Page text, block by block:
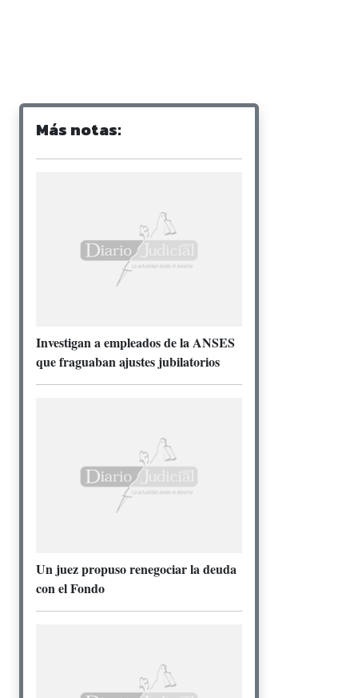
Más notas:
Investigan a empleados de la ANSES
que fraguaban ajustes jubilatorios
Un juez propuso renegociar la deuda
con el Fondo